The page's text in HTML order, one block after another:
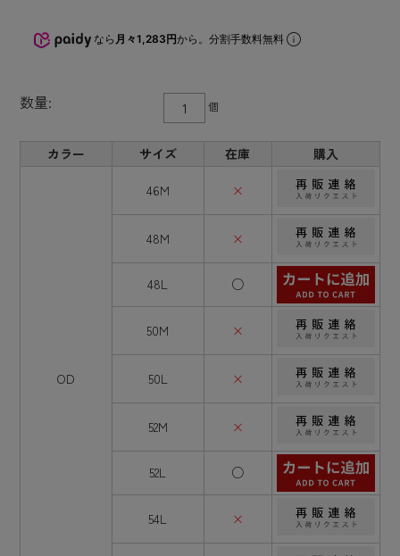
なら 月々1,283円から。分割手数料無料
数量: 個
カラー サイズ 在庫 購入
OD
46M ×
48M ×
48L ○
50M ×
50L ×
52M ×
52L ○
54L ×